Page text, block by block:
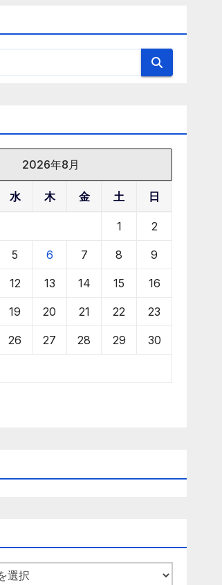
2026年8月
水 木 金 土 日
1 2
5 6 7 8 9
12 13 14 15 16
19 20 21 22 23
26 27 28 29 30